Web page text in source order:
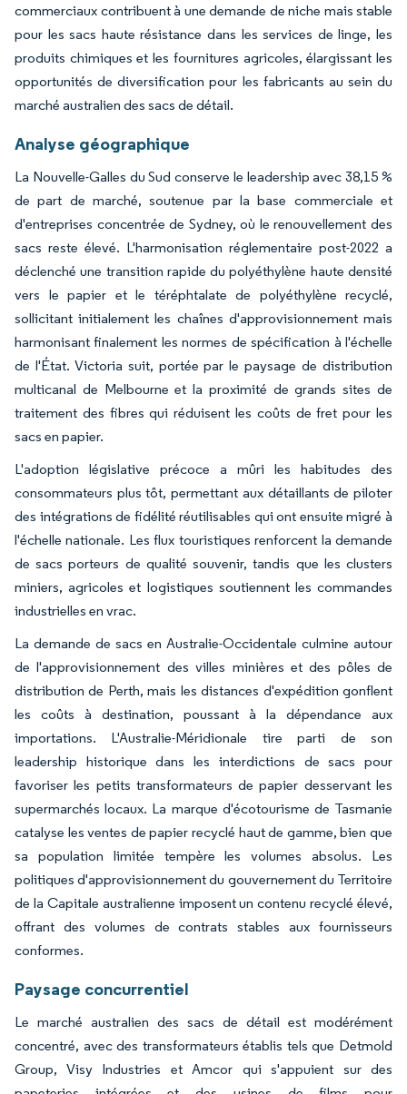
commerciaux contribuent à une demande de niche mais stable
pour les sacs haute résistance dans les services de linge, les
produits chimiques et les fournitures agricoles, élargissant les
opportunités de diversification pour les fabricants au sein du
marché australien des sacs de détail.
Analyse géographique
La Nouvelle-Galles du Sud conserve le leadership avec 38,15 %
de part de marché, soutenue par la base commerciale et
d'entreprises concentrée de Sydney, où le renouvellement des
sacs reste élevé. L'harmonisation réglementaire post-2022 a
déclenché une transition rapide du polyéthylène haute densité
vers le papier et le téréphtalate de polyéthylène recyclé,
sollicitant initialement les chaînes d'approvisionnement mais
harmonisant finalement les normes de spécification à l'échelle
de l'État. Victoria suit, portée par le paysage de distribution
multicanal de Melbourne et la proximité de grands sites de
traitement des fibres qui réduisent les coûts de fret pour les
sacs en papier.
L'adoption législative précoce a mûri les habitudes des
consommateurs plus tôt, permettant aux détaillants de piloter
des intégrations de fidélité réutilisables qui ont ensuite migré à
l'échelle nationale. Les flux touristiques renforcent la demande
de sacs porteurs de qualité souvenir, tandis que les clusters
miniers, agricoles et logistiques soutiennent les commandes
industrielles en vrac.
La demande de sacs en Australie-Occidentale culmine autour
de l'approvisionnement des villes minières et des pôles de
distribution de Perth, mais les distances d'expédition gonflent
les coûts à destination, poussant à la dépendance aux
importations. L'Australie-Méridionale tire parti de son
leadership historique dans les interdictions de sacs pour
favoriser les petits transformateurs de papier desservant les
supermarchés locaux. La marque d'écotourisme de Tasmanie
catalyse les ventes de papier recyclé haut de gamme, bien que
sa population limitée tempère les volumes absolus. Les
politiques d'approvisionnement du gouvernement du Territoire
de la Capitale australienne imposent un contenu recyclé élevé,
offrant des volumes de contrats stables aux fournisseurs
conformes.
Paysage concurrentiel
Le marché australien des sacs de détail est modérément
concentré, avec des transformateurs établis tels que Detmold
Group, Visy Industries et Amcor qui s'appuient sur des